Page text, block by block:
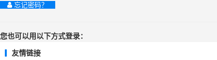
忘记密码？
您也可以用以下方式登录：
友情链接